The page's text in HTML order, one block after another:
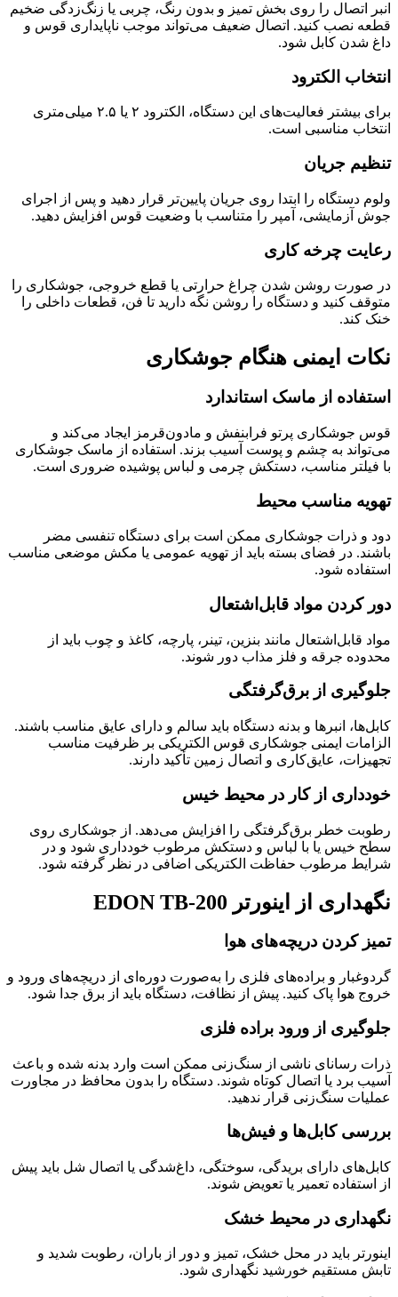
انبر اتصال را روی بخش تمیز و بدون رنگ، چربی یا زنگ‌زدگی ضخیم
قطعه نصب کنید. اتصال ضعیف می‌تواند موجب ناپایداری قوس و
داغ شدن کابل شود.
انتخاب الکترود
برای بیشتر فعالیت‌های این دستگاه، الکترود ۲ یا ۲.۵ میلی‌متری
انتخاب مناسبی است.
تنظیم جریان
ولوم دستگاه را ابتدا روی جریان پایین‌تر قرار دهید و پس از اجرای
جوش آزمایشی، آمپر را متناسب با وضعیت قوس افزایش دهید.
رعایت چرخه کاری
در صورت روشن شدن چراغ حرارتی یا قطع خروجی، جوشکاری را
متوقف کنید و دستگاه را روشن نگه دارید تا فن، قطعات داخلی را
خنک کند.
نکات ایمنی هنگام جوشکاری
استفاده از ماسک استاندارد
قوس جوشکاری پرتو فرابنفش و مادون‌قرمز ایجاد می‌کند و
می‌تواند به چشم و پوست آسیب بزند. استفاده از ماسک جوشکاری
با فیلتر مناسب، دستکش چرمی و لباس پوشیده ضروری است.
تهویه مناسب محیط
دود و ذرات جوشکاری ممکن است برای دستگاه تنفسی مضر
باشند. در فضای بسته باید از تهویه عمومی یا مکش موضعی مناسب
استفاده شود.
دور کردن مواد قابل‌اشتعال
مواد قابل‌اشتعال مانند بنزین، تینر، پارچه، کاغذ و چوب باید از
محدوده جرقه و فلز مذاب دور شوند.
جلوگیری از برق‌گرفتگی
کابل‌ها، انبرها و بدنه دستگاه باید سالم و دارای عایق مناسب باشند.
الزامات ایمنی جوشکاری قوس الکتریکی بر ظرفیت مناسب
تجهیزات، عایق‌کاری و اتصال زمین تأکید دارند.
خودداری از کار در محیط خیس
رطوبت خطر برق‌گرفتگی را افزایش می‌دهد. از جوشکاری روی
سطح خیس یا با لباس و دستکش مرطوب خودداری شود و در
شرایط مرطوب حفاظت الکتریکی اضافی در نظر گرفته شود.
نگهداری از اینورتر EDON TB-200
تمیز کردن دریچه‌های هوا
گردوغبار و براده‌های فلزی را به‌صورت دوره‌ای از دریچه‌های ورود و
خروج هوا پاک کنید. پیش از نظافت، دستگاه باید از برق جدا شود.
جلوگیری از ورود براده فلزی
ذرات رسانای ناشی از سنگ‌زنی ممکن است وارد بدنه شده و باعث
آسیب برد یا اتصال کوتاه شوند. دستگاه را بدون محافظ در مجاورت
عملیات سنگ‌زنی قرار ندهید.
بررسی کابل‌ها و فیش‌ها
کابل‌های دارای بریدگی، سوختگی، داغ‌شدگی یا اتصال شل باید پیش
از استفاده تعمیر یا تعویض شوند.
نگهداری در محیط خشک
اینورتر باید در محل خشک، تمیز و دور از باران، رطوبت شدید و
تابش مستقیم خورشید نگهداری شود.